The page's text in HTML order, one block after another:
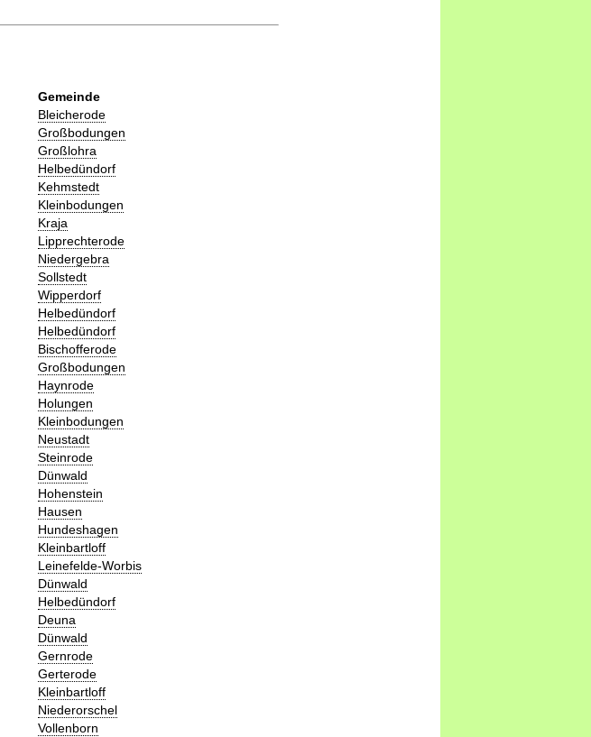
Gemeinde
Bleicherode
Großbodungen
Großlohra
Helbedündorf
Kehmstedt
Kleinbodungen
Kraja
Lipprechterode
Niedergebra
Sollstedt
Wipperdorf
Helbedündorf
Helbedündorf
Bischofferode
Großbodungen
Haynrode
Holungen
Kleinbodungen
Neustadt
Steinrode
Dünwald
Hohenstein
Hausen
Hundeshagen
Kleinbartloff
Leinefelde-Worbis
Dünwald
Helbedündorf
Deuna
Dünwald
Gernrode
Gerterode
Kleinbartloff
Niederorschel
Vollenborn